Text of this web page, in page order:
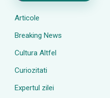
Articole
Breaking News
Cultura Altfel
Curiozitati
Expertul zilei